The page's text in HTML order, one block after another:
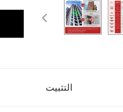
التثبيت